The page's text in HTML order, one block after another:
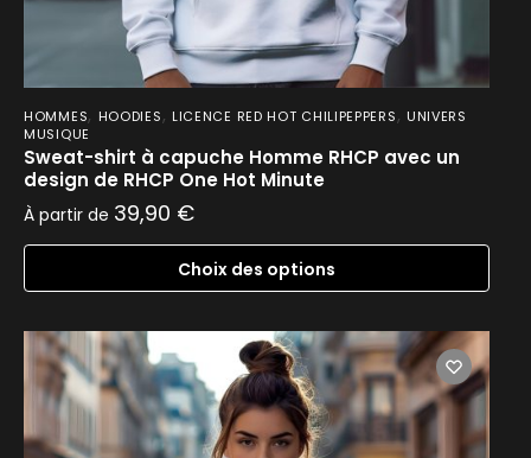
HOMMES, HOODIES, LICENCE RED HOT CHILIPEPPERS, UNIVERS
MUSIQUE
Sweat-shirt à capuche Homme RHCP avec un
design de RHCP One Hot Minute
À partir de 39,90 €
Choix des options